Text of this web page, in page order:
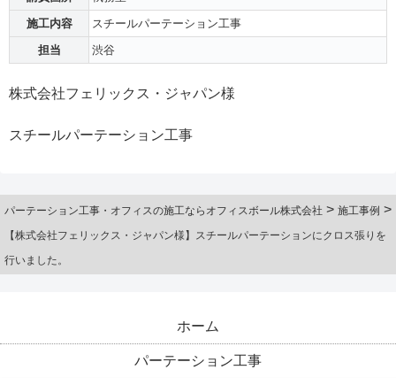
施工内容
スチールパーテーション工事
担当
渋谷
株式会社フェリックス・ジャパン様
スチールパーテーション工事
パーテーション工事・オフィスの施工ならオフィスボール株式会社 > 施工事例 >
【株式会社フェリックス・ジャパン様】スチールパーテーションにクロス張りを
行いました。
ホーム
パーテーション工事